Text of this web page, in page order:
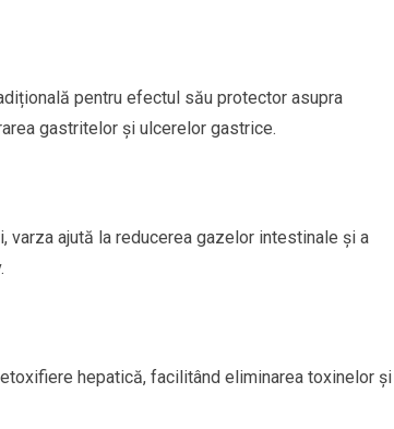
pentru efectul său protector asupra
gastritelor și ulcerelor gastrice.
ajută la reducerea gazelor intestinale și a
hepatică, facilitând eliminarea toxinelor și